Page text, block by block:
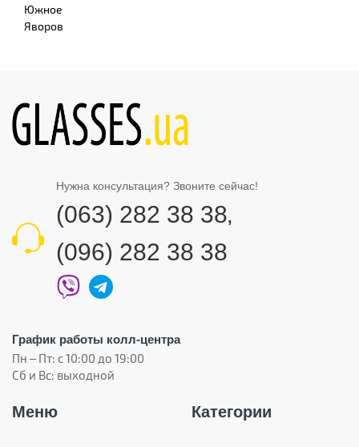
Южное
Яворов
Нужна консультация? Звоните сейчас!
(063) 282 38 38,
(096) 282 38 38
График работы колл-центра
Пн – Пт: с 10:00 до 19:00
Сб и Вс: выходной
Меню Категории